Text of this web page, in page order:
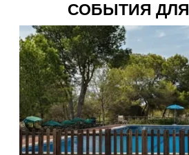
СОБЫТИЯ ДЛЯ